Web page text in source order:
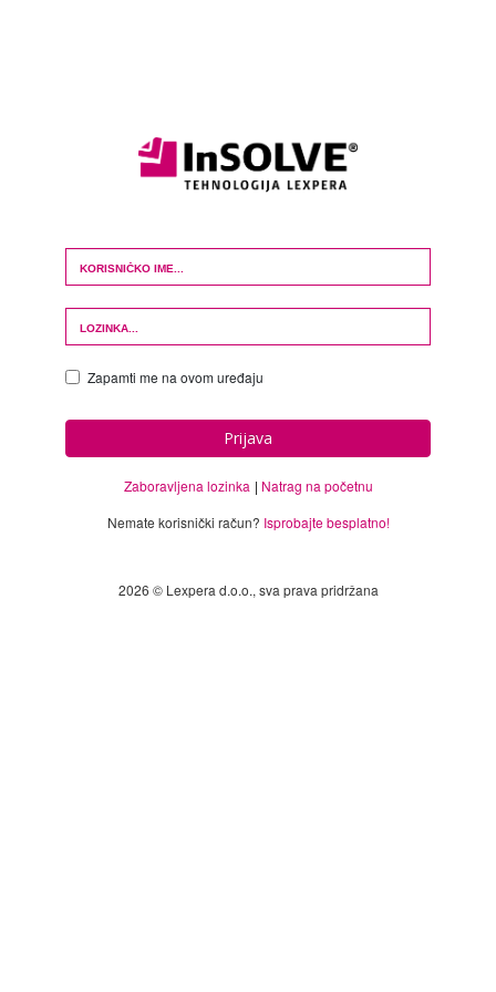
Login Form
Zapamti me na ovom uređaju
Prijava
Zaboravljena lozinka
Natrag na početnu
Nemate korisnički račun? Isprobajte besplatno!
2026 © Lexpera d.o.o., sva prava pridržana